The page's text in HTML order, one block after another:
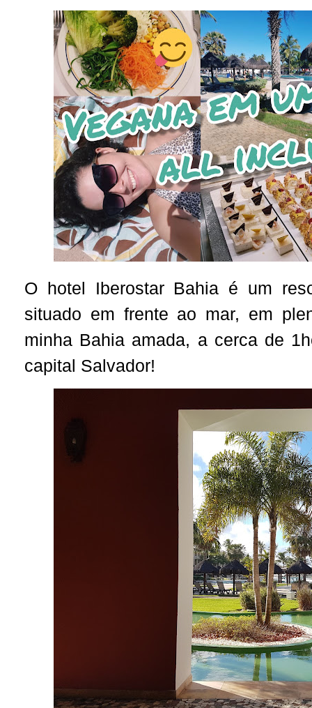
O hotel Iberostar Bahia é um
situado em frente ao mar, em
minha Bahia amada, a cerca de
capital Salvador!